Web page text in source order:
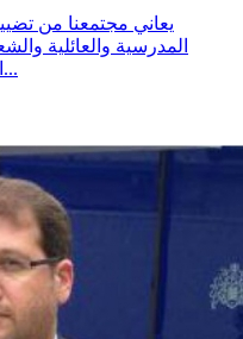
يعاني مجتمعنا من
المدرسية والعائلية
البلدات اليهودية من ايلات الى الجولان...